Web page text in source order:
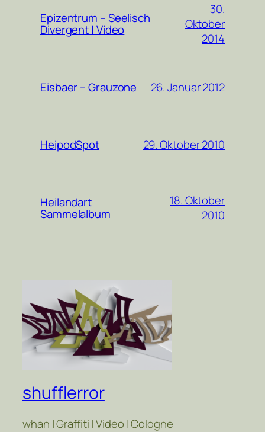
Epizentrum – Seelisch
Divergent | Video
30.
Oktober
2014
Eisbaer – Grauzone 26. Januar 2012
HeipodSpot 29. Oktober 2010
Heilandart
Sammelalbum
18. Oktober
2010
shufflerror
whan | Graffiti | Video | Cologne